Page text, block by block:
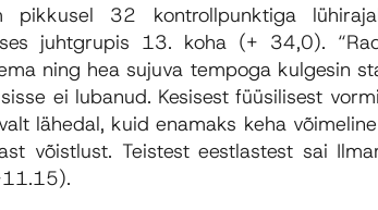
32 kontrollpunktiga
juhtgrupis 13. koha (+ 34,0).
ning hea sujuva tempoga kulgesin
ei lubanud. Kesisest füüsilisest
lähedal, kuid enamaks keha
võistlust. Teistest eestlastest sai